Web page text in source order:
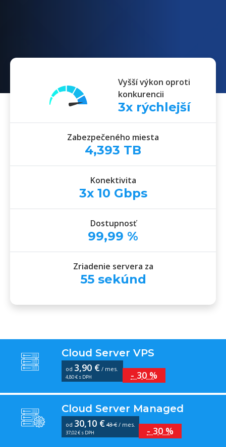
Vyšší výkon oproti
konkurencii
3x rýchlejší
Zabezpečeného miesta
4,393 TB
Konektivita
3x 10 Gbps
Dostupnosť
99,99 %
Zriadenie servera za
55sekúnd
Cloud Server VPS
od 3,90 € / mes.
4,80 € s DPH - 30 %
Cloud Server Managed
od 30,10 € 43 € / mes.
37,02 € s DPH - 30 %